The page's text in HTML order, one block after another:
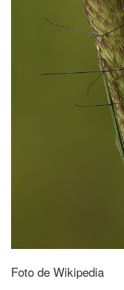
Foto de Wikipedia